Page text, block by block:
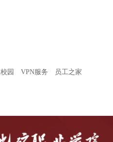
园 VPN服务 员工之家